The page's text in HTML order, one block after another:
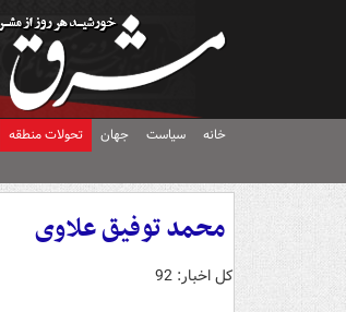
خانه سیاست جهان تحولات منطقه
محمد توفیق علاوی
کل اخبار: 92